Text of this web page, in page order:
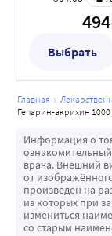
применения 30
494
Выбрать
главная
гепарин-акрихин
Информация о
врача. Внешний
от
произведен на
из которых при
измениться
со старым